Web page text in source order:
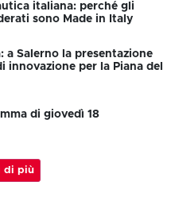
italiana: perché gli
sono Made in Italy
a Salerno la presentazione
per la Piana del
di giovedì 18
di più